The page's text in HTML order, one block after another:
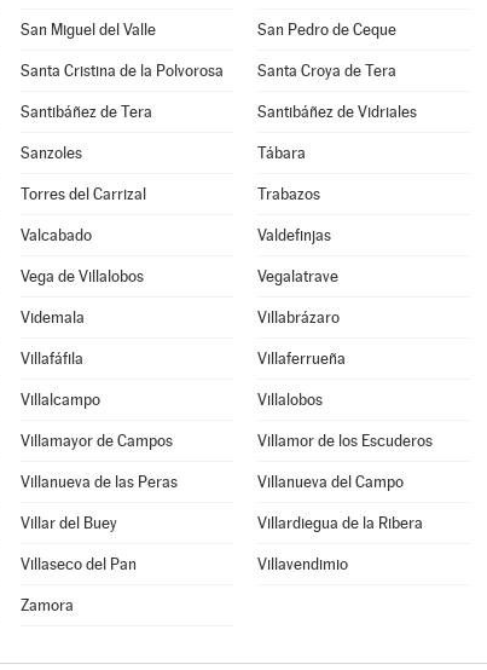
San Miguel del Valle San Pedro de Ceque
Santa Cristina de la Polvorosa Santa Croya de Tera
Santibáñez de Tera Santibáñez de Vidriales
Sanzoles Tábara
Torres del Carrizal Trabazos
Valcabado Valdefinjas
Vega de Villalobos Vegalatrave
Videmala Villabrázaro
Villafáfila Villaferrueña
Villalcampo Villalobos
Villamayor de Campos Villamor de los Escuderos
Villanueva de las Peras Villanueva del Campo
Villar del Buey Villardiegua de la Ribera
Villaseco del Pan Villavendimio
Zamora